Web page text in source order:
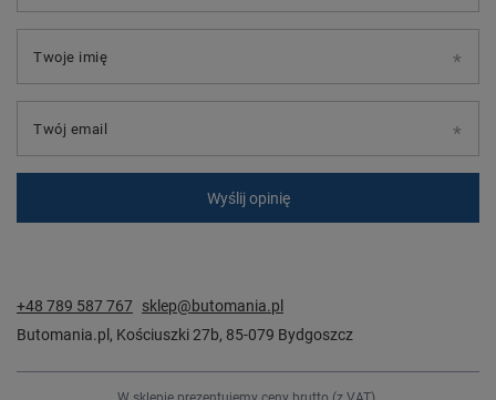
Twoje imię
Twój email
Wyślij opinię
+48 789 587 767 sklep@butomania.pl
Butomania.pl , Kościuszki 27b, 85-079 Bydgoszcz